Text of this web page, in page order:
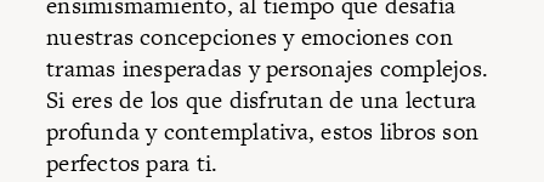
nuestras concepciones y emociones con
tramas inesperadas y personajes complejos.
Si eres de los que disfrutan de una lectura
profunda y contemplativa, estos libros son
perfectos para ti.